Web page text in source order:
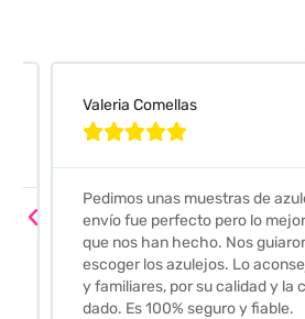
Valeria Comellas

Pedimos unas muestras de
envío fue perfecto pero lo mejor
que nos han hecho. Nos guiaron y
escoger los azulejos. Lo aconsejo
y familiares, por su calidad y la
dado. Es 100% seguro y fiable.